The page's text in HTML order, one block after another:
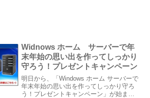
Widnows ホーム サーバーで年
末年始の思い出を作ってしっかり
守ろう！プレゼントキャンペーン
明日から、「Windows ホーム サーバーで
年末年始の思い出を作ってしっかり守ろ
う！プレゼントキャンペーン」が始まり